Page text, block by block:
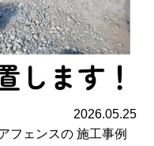
2026.05.25
フェンスの 施工事例